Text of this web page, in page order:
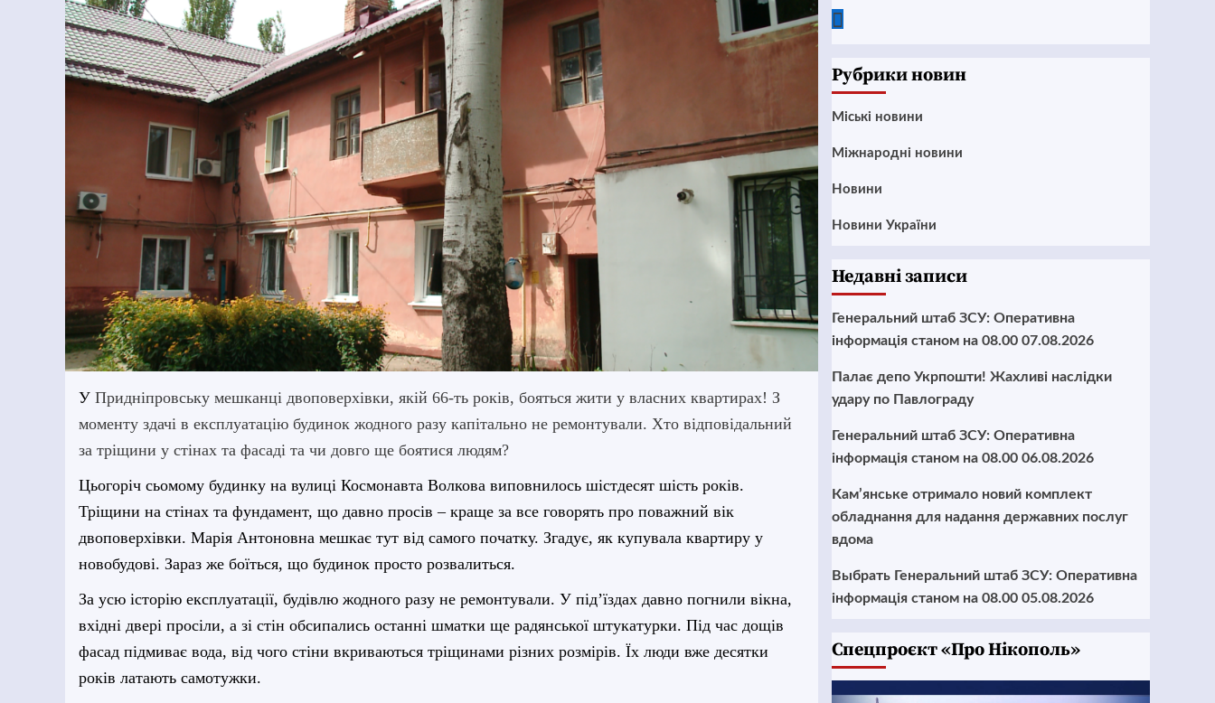
У Придніпровську мешканці двоповерхівки, якій 66-ть років, бояться жити у власних квартирах! З
моменту здачі в експлуатацію будинок жодного разу капітально не ремонтували. Хто відповідальний
за тріщини у стінах та фасаді та чи довго ще боятися людям?
Цьогоріч сьомому будинку на вулиці Космонавта Волкова виповнилось шістдесят шість років.
Тріщини на стінах та фундамент, що давно просів – краще за все говорять про поважний вік
двоповерхівки. Марія Антоновна мешкає тут від самого початку. Згадує, як купувала квартиру у
новобудові. Зараз же боїться, що будинок просто розвалиться.
За усю історію експлуатації, будівлю жодного разу не ремонтували. У під’їздах давно погнили вікна,
вхідні двері просіли, а зі стін обсипались останні шматки ще радянської штукатурки. Під час дощів
фасад підмиває вода, від чого стіни вкриваються тріщинами різних розмірів. Їх люди вже десятки
років латають самотужки.
Рубрики новин
Mіські новини
Міжнародні новини
Новини
Новини України
Недавні записи
Генеральний штаб ЗСУ: Оперативна
інформація станом на 08.00 07.08.2026
Палає депо Укрпошти! Жахливі наслідки
удару по Павлограду
Генеральний штаб ЗСУ: Оперативна
інформація станом на 08.00 06.08.2026
Кам’янське отримало новий комплект
обладнання для надання державних послуг
вдома
Выбрать Генеральний штаб ЗСУ: Оперативна
інформація станом на 08.00 05.08.2026
Cпецпроєкт «Про Нікополь»